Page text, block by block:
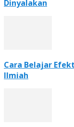
Dinyalakan
Cara Belajar
Ilmiah